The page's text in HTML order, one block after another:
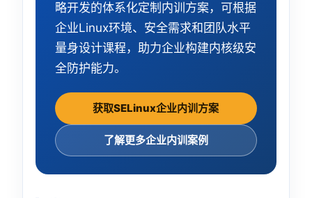
略开发的体系化定制内训方案，可根据
企业Linux环境、安全需求和团队水平
量身设计课程，助力企业构建内核级安
全防护能力。
获取SELinux企业内训方案
了解更多企业内训案例